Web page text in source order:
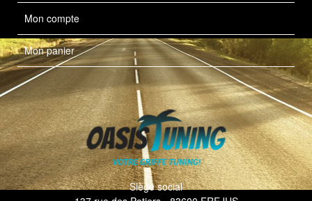
Mon compte
Mon panier
Siège social